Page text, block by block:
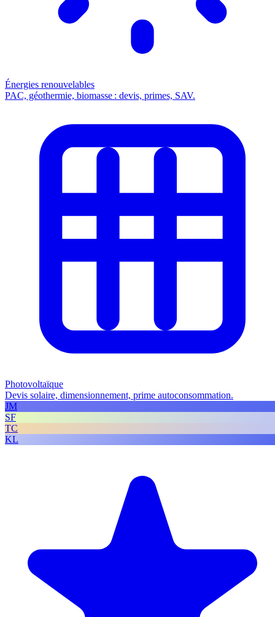
Énergies renouvelables
PAC, géothermie, biomasse : devis, primes, SAV.
Photovoltaïque
Devis solaire, dimensionnement, prime autoconsommation.
JM
SF
TC
KL